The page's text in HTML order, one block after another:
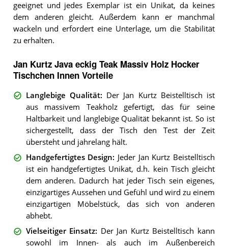
geeignet und jedes Exemplar ist ein Unikat, da keines
dem anderen gleicht. Außerdem kann er manchmal
wackeln und erfordert eine Unterlage, um die Stabilität
zu erhalten.
Jan Kurtz Java eckig Teak Massiv Holz Hocker
Tischchen Innen Vorteile
Langlebige Qualität: Der Jan Kurtz Beistelltisch ist
aus massivem Teakholz gefertigt, das für seine
Haltbarkeit und langlebige Qualität bekannt ist. So ist
sichergestellt, dass der Tisch den Test der Zeit
übersteht und jahrelang hält.
Handgefertigtes Design: Jeder Jan Kurtz Beistelltisch
ist ein handgefertigtes Unikat, d.h. kein Tisch gleicht
dem anderen. Dadurch hat jeder Tisch sein eigenes,
einzigartiges Aussehen und Gefühl und wird zu einem
einzigartigen Möbelstück, das sich von anderen
abhebt.
Vielseitiger Einsatz: Der Jan Kurtz Beistelltisch kann
sowohl im Innen- als auch im Außenbereich